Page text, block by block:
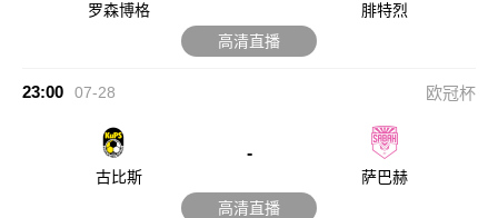
罗森博格
腓特烈
高清直播
23:00 07-28 欧冠杯
古比斯
-
萨巴赫
高清直播